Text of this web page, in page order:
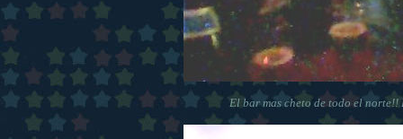
El bar mas cheto de todo el norte!!